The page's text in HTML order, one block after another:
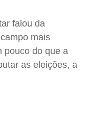
falou da
mais
pouco do que a
as eleições, a